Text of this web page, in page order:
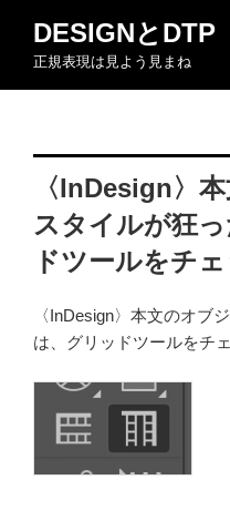
ン
DESIGNとDTP
正規表現は見よう見まね
〈InDesign〉
スタイルが狂
ドツールをチ
〈InDesign〉本文のオブ
は、グリッドツールをチ